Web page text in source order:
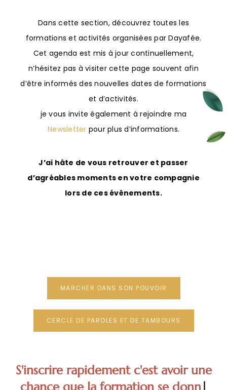
Dans cette section, découvrez toutes les
formations et activités organisées par Dayafée.
Cet agenda est mis à jour continuellement,
n’hésitez pas à visiter cette page souvent afin
d’être informés des nouvelles dates de formations
et d’activités.
je vous invite également à rejoindre ma
Newsletter pour plus d’informations.
J’ai hâte de vous retrouver et passer
d’agréables moments en votre compagnie
lors de ces évênements.
MARCHER DANS SON POUVOIR
CERCLE DE PAROLES ET DE TAMBOURS
S'inscrire|